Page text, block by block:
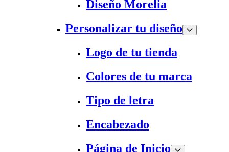
Diseño Morelia
Personalizar tu diseño
Logo de tu tienda
Colores de tu marca
Tipo de letra
Encabezado
Página de Inicio